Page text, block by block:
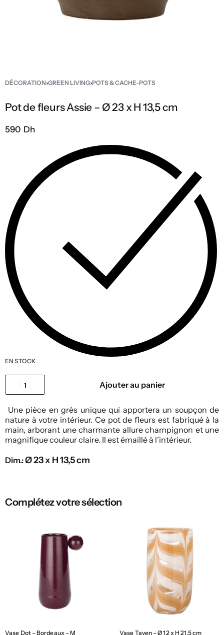
DÉCORATION›GREEN LIVING›POTS & CACHE-POTS
Pot de fleurs Assie – Ø 23 x H 13,5 cm
590 Dh
EN STOCK
Ajouter au panier
Une pièce en grès unique qui apportera un soupçon de
nature à votre intérieur. Ce pot de fleurs est fabriqué à la
main, arborant une charmante allure champignon et une
magnifique couleur claire. Il est émaillé à l’intérieur.
Dim.:Ø 23 x H 13,5 cm
Complétez votre sélection
Vase Dot – Bordeaux – M Vase Taven – Ø 12 x H 21,5 cm